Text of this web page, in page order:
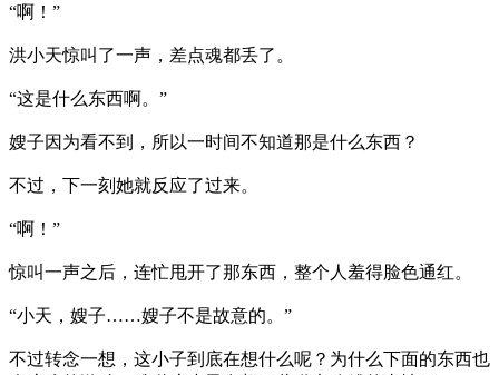
“啊！”
洪小天惊叫了一声，差点魂都丢了。
“这是什么东西啊。”
嫂子因为看不到，所以一时间不知道那是什么东西？
不过，下一刻她就反应了过来。
“啊！”
惊叫一声之后，连忙甩开了那东西，整个人羞得脸色通红。
“小天，嫂子……嫂子不是故意的。”
不过转念一想，这小子到底在想什么呢？为什么下面的东西也